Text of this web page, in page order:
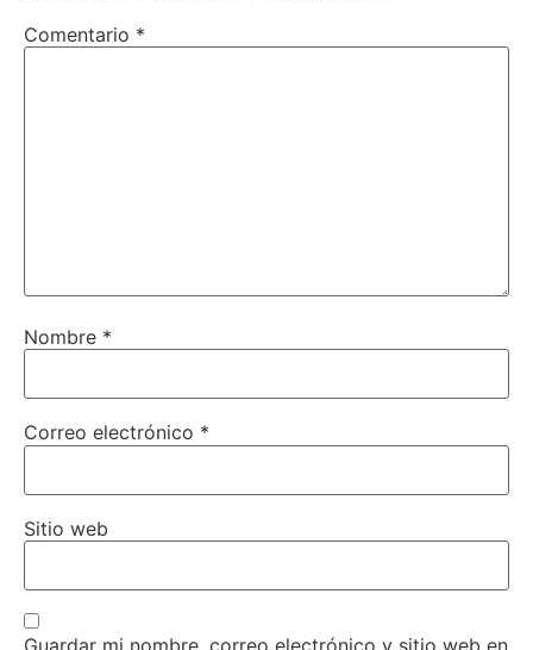
Comentario *
Nombre *
Correo electrónico *
Sitio web